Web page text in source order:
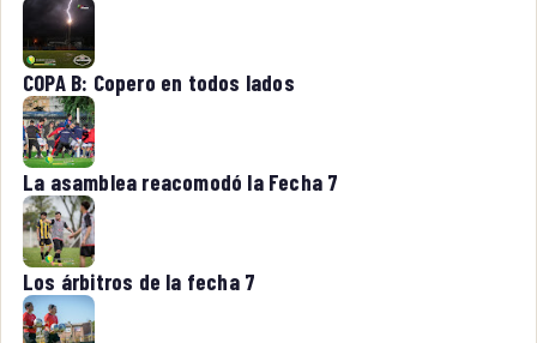
COPA B: Copero en todos lados
La asamblea reacomodó la Fecha 7
Los árbitros de la fecha 7